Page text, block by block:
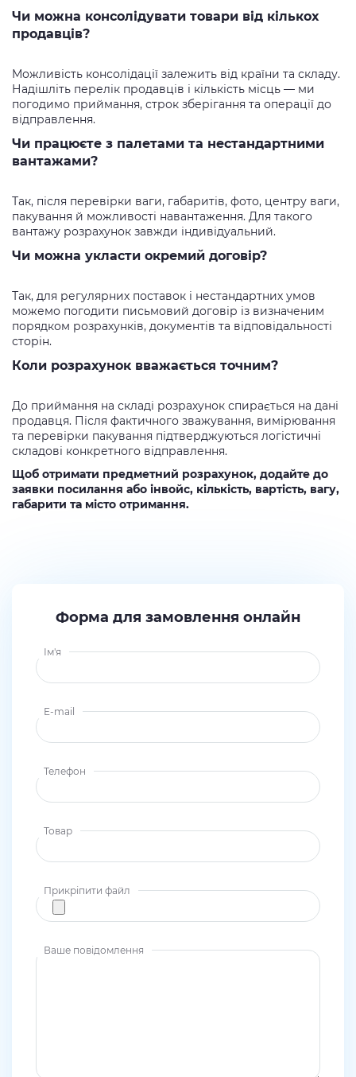
Чи можна консолідувати товари від кількох
продавців?
Можливість консолідації залежить від країни та складу.
Надішліть перелік продавців і кількість місць — ми
погодимо приймання, строк зберігання та операції до
відправлення.
Чи працюєте з палетами та нестандартними
вантажами?
Так, після перевірки ваги, габаритів, фото, центру ваги,
пакування й можливості навантаження. Для такого
вантажу розрахунок завжди індивідуальний.
Чи можна укласти окремий договір?
Так, для регулярних поставок і нестандартних умов
можемо погодити письмовий договір із визначеним
порядком розрахунків, документів та відповідальності
сторін.
Коли розрахунок вважається точним?
До приймання на складі розрахунок спирається на дані
продавця. Після фактичного зважування, вимірювання
та перевірки пакування підтверджуються логістичні
складові конкретного відправлення.
Щоб отримати предметний розрахунок, додайте до
заявки посилання або інвойс, кількість, вартість, вагу,
габарити та місто отримання.
Форма для замовлення онлайн
Ім'я
E-mail
Телефон
Товар
Прикріпити файл
Ваше повідомлення